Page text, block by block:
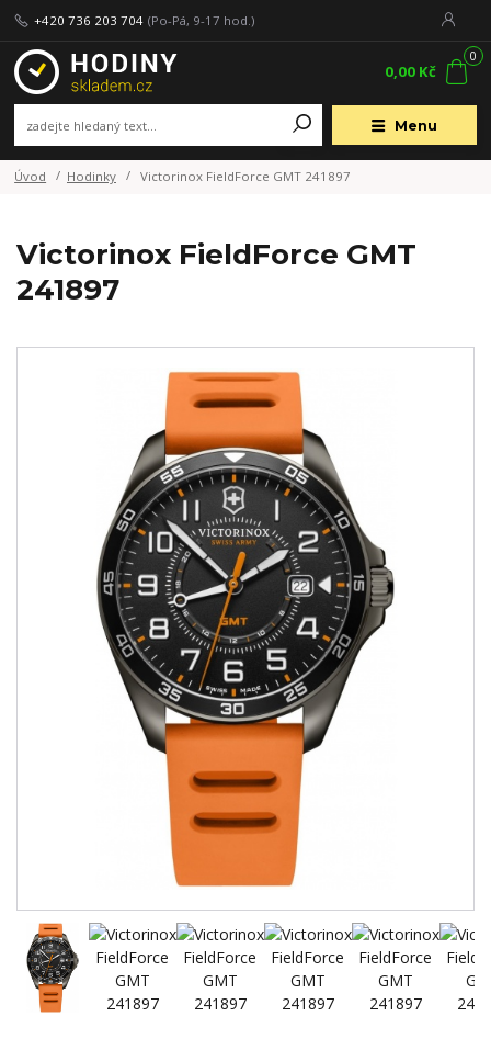
Menu
+420 736 203 704 (Po-Pá, 9-17 hod.)
0
0,00 Kč
Úvod Hodinky Victorinox FieldForce GMT 241897
Victorinox FieldForce GMT
241897